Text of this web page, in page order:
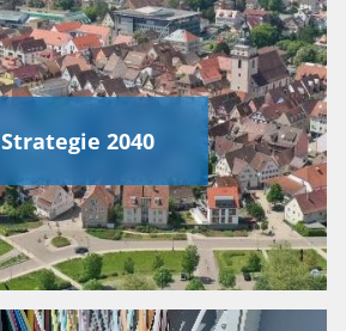
Strategie 2040